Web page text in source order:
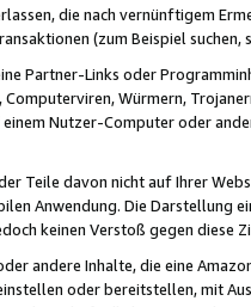
die nach vernünftigem
(zum Beispiel
Partner-Links oder
Würmern,
Nutzer-Computer oder
Teile davon nicht auf Ihrer
Anwendung. Die Darstellung
keinen Verstoß gegen diese
andere Inhalte, die eine
oder bereitstellen, mit